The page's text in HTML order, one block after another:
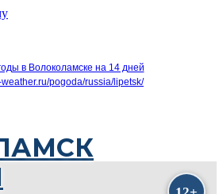
в Волоколамске на 14 дней
pogoda/russia/lipetsk/